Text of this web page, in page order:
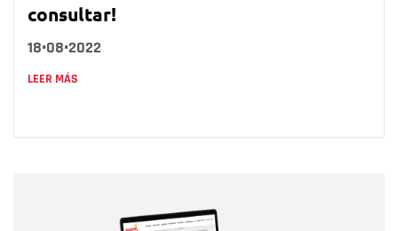
consultar!
18•08•2022
LEER MÁS